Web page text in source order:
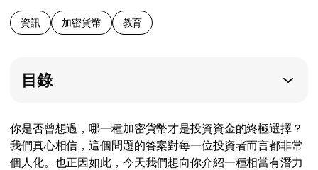
資訊 加密貨幣 教育
目錄
你是否曾想過，哪一種加密貨幣才是投資資金的終極選擇？
我們真心相信，這個問題的答案對每一位投資者而言都非常
個人化。也正因如此，今天我們想向你介紹一種相當有潛力